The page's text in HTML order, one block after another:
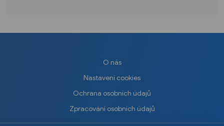
O nás
Nastavení cookies
Ochrana osobních údajů
Zpracování osobních údajů